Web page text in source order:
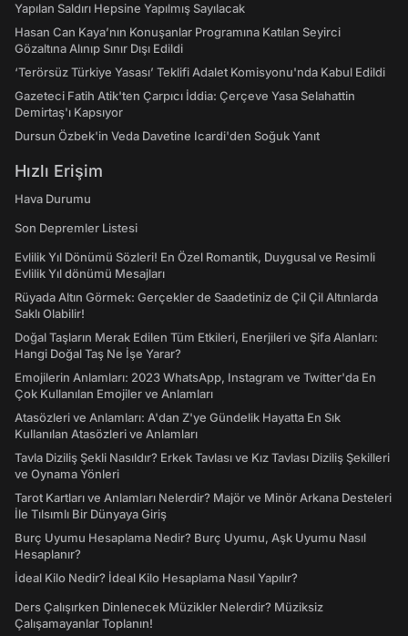
Yapılan Saldırı Hepsine Yapılmış Sayılacak
Hasan Can Kaya’nın Konuşanlar Programına Katılan Seyirci
Gözaltına Alınıp Sınır Dışı Edildi
‘Terörsüz Türkiye Yasası’ Teklifi Adalet Komisyonu'nda Kabul Edildi
Gazeteci Fatih Atik'ten Çarpıcı İddia: Çerçeve Yasa Selahattin
Demirtaş'ı Kapsıyor
Dursun Özbek'in Veda Davetine Icardi'den Soğuk Yanıt
Hızlı Erişim
Hava Durumu
Son Depremler Listesi
Evlilik Yıl Dönümü Sözleri! En Özel Romantik, Duygusal ve Resimli
Evlilik Yıl dönümü Mesajları
Rüyada Altın Görmek: Gerçekler de Saadetiniz de Çil Çil Altınlarda
Saklı Olabilir!
Doğal Taşların Merak Edilen Tüm Etkileri, Enerjileri ve Şifa Alanları:
Hangi Doğal Taş Ne İşe Yarar?
Emojilerin Anlamları: 2023 WhatsApp, Instagram ve Twitter'da En
Çok Kullanılan Emojiler ve Anlamları
Atasözleri ve Anlamları: A'dan Z'ye Gündelik Hayatta En Sık
Kullanılan Atasözleri ve Anlamları
Tavla Diziliş Şekli Nasıldır? Erkek Tavlası ve Kız Tavlası Diziliş Şekilleri
ve Oynama Yönleri
Tarot Kartları ve Anlamları Nelerdir? Majör ve Minör Arkana Desteleri
İle Tılsımlı Bir Dünyaya Giriş
Burç Uyumu Hesaplama Nedir? Burç Uyumu, Aşk Uyumu Nasıl
Hesaplanır?
İdeal Kilo Nedir? İdeal Kilo Hesaplama Nasıl Yapılır?
Ders Çalışırken Dinlenecek Müzikler Nelerdir? Müziksiz
Çalışamayanlar Toplanın!